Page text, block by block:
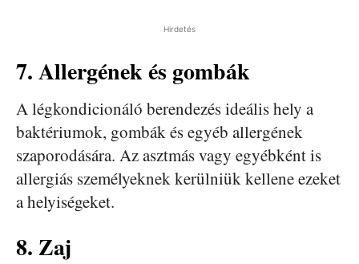
Hirdetés
7. Allergének és gombák
A légkondicionáló berendezés ideális hely a
baktériumok, gombák és egyéb allergének
szaporodására. Az asztmás vagy egyébként is
allergiás személyeknek kerülniük kellene ezeket
a helyiségeket.
8. Zaj